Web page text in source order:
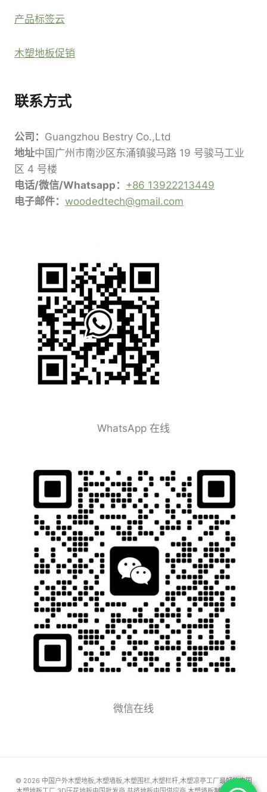
产品标签云
木塑地板促销
联系方式
公司： Guangzhou Bestry Co.,Ltd
地址中国广州市南沙区东涌镇骏马路 19 号骏马工业
区 4 号楼
电话/微信/Whatsapp： +86 13922213449
电子邮件： woodedtech@gmail.com
WhatsApp 在线
微信在线
© 2026 中国户外木塑地板,木塑墙板,木塑围栏,木塑栏杆,木塑凉亭工厂最好的中国